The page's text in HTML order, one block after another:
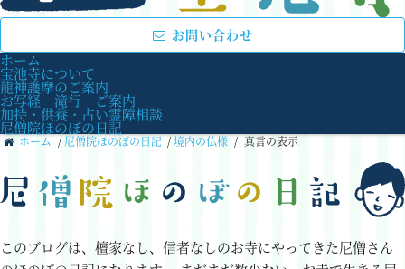
お問い合わせ
ホーム
宝池寺について
龍神護摩のご案内
お写経 滝行 ご案内
加持・供養・占い霊障相談
尼僧院ほのぼの日記
ホーム / 尼僧院ほのぼの日記 /境内の仏様 / 真言の表示
このブログは、檀家なし、信者なしのお寺にやってきた尼僧さん